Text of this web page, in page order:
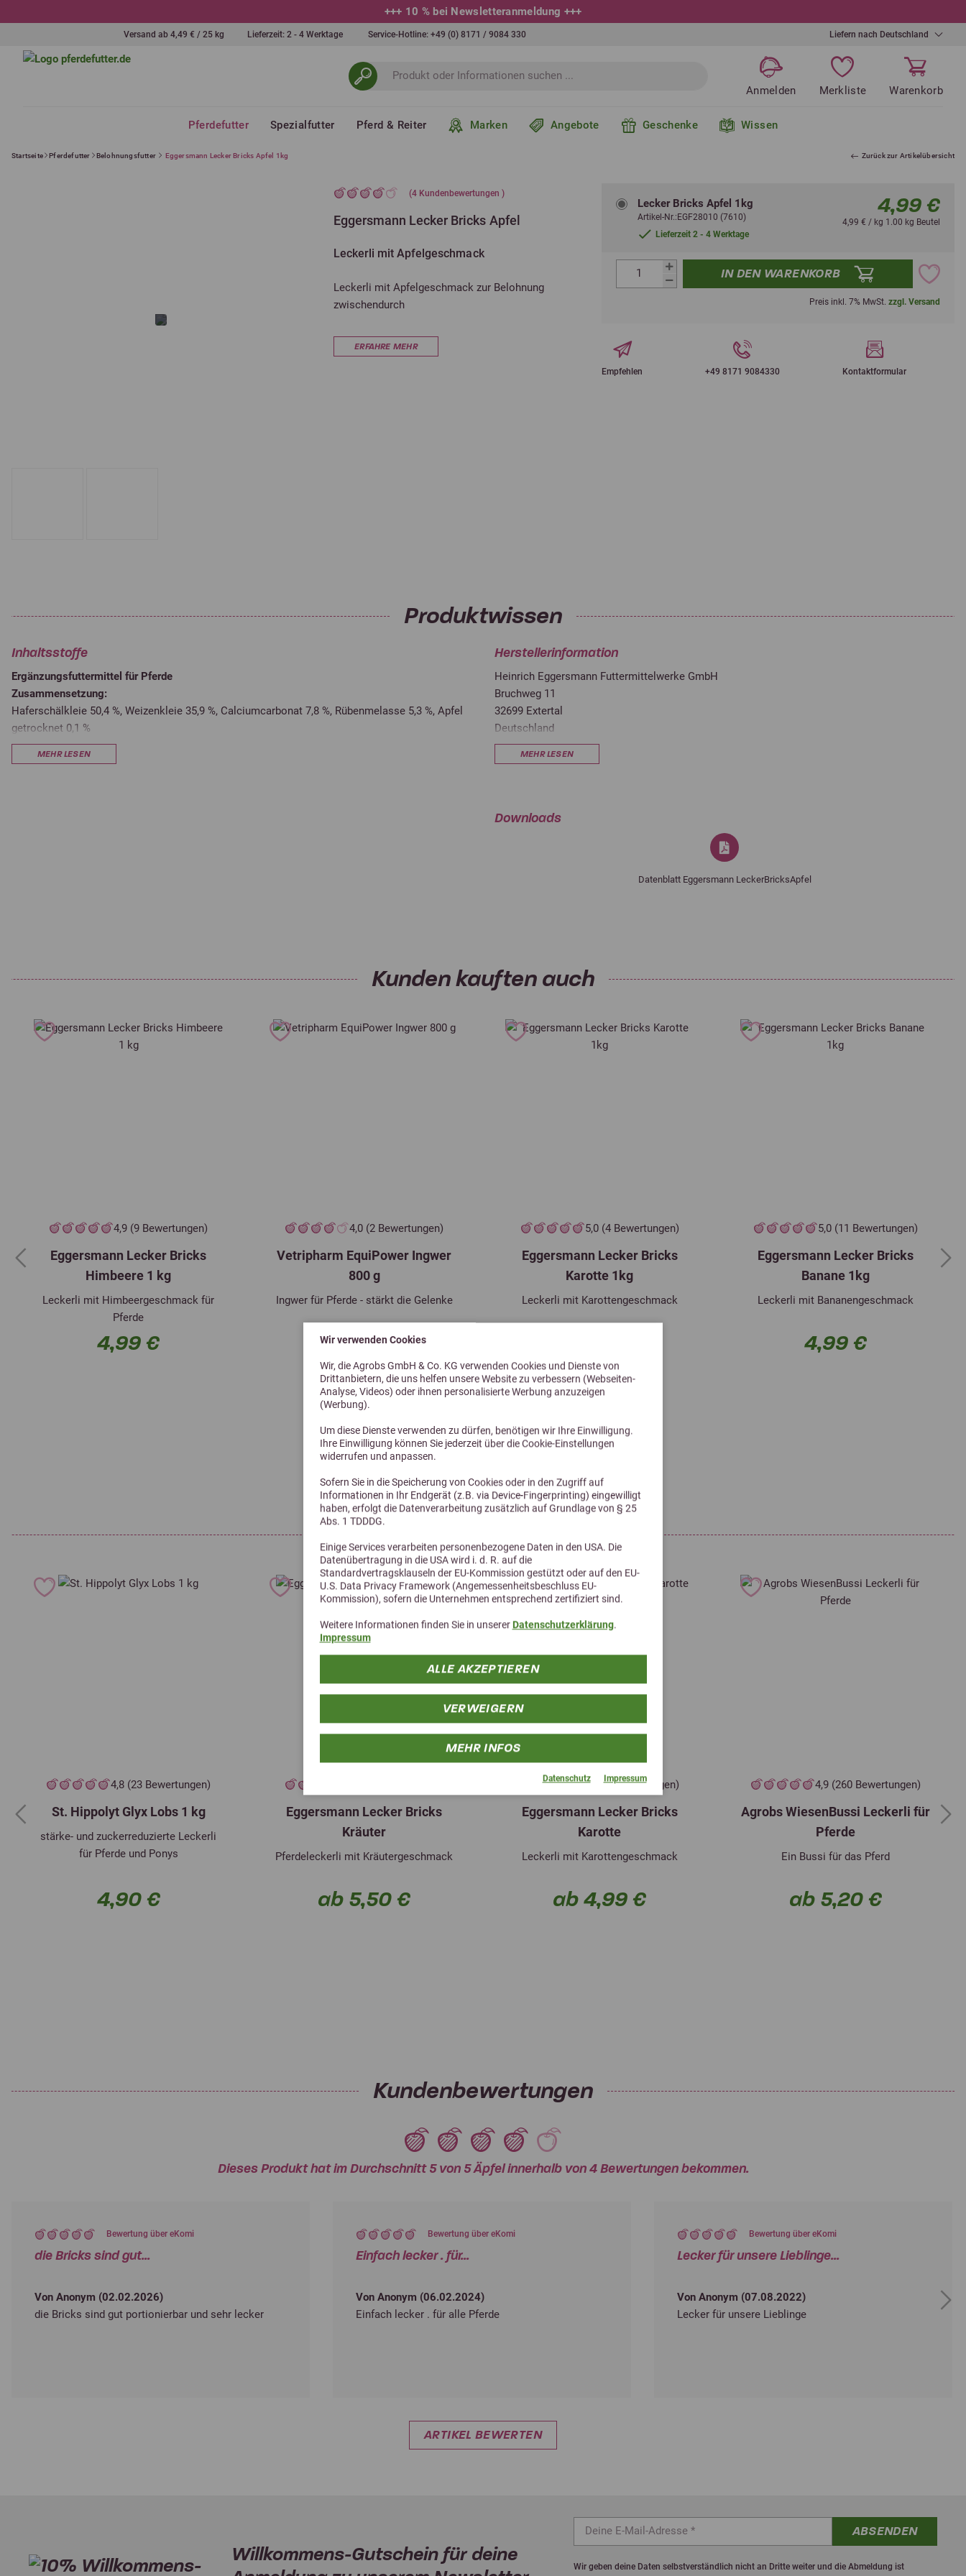
Wir verwenden Cookies
Wir, die Agrobs GmbH & Co. KG verwenden Cookies und Dienste von
Drittanbietern, die uns helfen unsere Website zu verbessern (Webseiten-
Analyse, Videos) oder ihnen personalisierte Werbung anzuzeigen
(Werbung).
Um diese Dienste verwenden zu dürfen, benötigen wir Ihre Einwilligung.
Ihre Einwilligung können Sie jederzeit über die Cookie-Einstellungen
widerrufen und anpassen.
Sofern Sie in die Speicherung von Cookies oder in den Zugriff auf
Informationen in Ihr Endgerät (z.B. via Device-Fingerprinting) eingewilligt
haben, erfolgt die Datenverarbeitung zusätzlich auf Grundlage von § 25
Abs. 1 TDDDG.
Einige Services verarbeiten personenbezogene Daten in den USA. Die
Datenübertragung in die USA wird i. d. R. auf die
Standardvertragsklauseln der EU-Kommission gestützt oder auf den EU-
U.S. Data Privacy Framework (Angemessenheitsbeschluss EU-
Kommission), sofern die Unternehmen entsprechend zertifiziert sind.
Weitere Informationen finden Sie in unserer Datenschutzerklärung.
Impressum
ALLE AKZEPTIEREN
VERWEIGERN
MEHR INFOS
Datenschutz Impressum
Versand ab 4,49 € / 25 kg Lieferzeit: 2 - 4 Werktage Service-Hotline: +49 (0) 8171 / 9084 330 Liefern nach Deutschland
Anmelden Merkliste Warenkorb
Pferdefutter Spezialfutter Pferd & Reiter Marken Angebote Geschenke Wissen
Startseite Pferdefutter Belohnungsfutter Eggersmann Lecker Bricks Apfel 1kg Zurück zur Artikelübersicht
(4 Kundenbewertungen )
Eggersmann Lecker Bricks Apfel
Leckerli mit Apfelgeschmack
Leckerli mit Apfelgeschmack zur Belohnung
zwischendurch
ERFAHRE MEHR
Lecker Bricks Apfel 1kg
Artikel-Nr.:EGF28010 (7610)
Lieferzeit 2 - 4 Werktage
4,99 €
4,99 € / kg 1.00 kg Beutel
IN DEN WARENKORB
Preis inkl. 7% MwSt. zzgl. Versand
Empfehlen +49 8171 9084330 Kontaktformular
Produktwissen
Inhaltsstoffe
Ergänzungsfuttermittel für Pferde
Zusammensetzung:
Haferschälkleie 50,4 %, Weizenkleie 35,9 %, Calciumcarbonat 7,8 %, Rübenmelasse 5,3 %, Apfel
getrocknet 0,1 %
Analytische Bestandteile und Gehalte:
Zusatzstoffe je kg:
Stand 01/2025
MEHR LESEN
Herstellerinformation
Heinrich Eggersmann Futtermittelwerke GmbH
Bruchweg 11
32699 Extertal
Deutschland
info@eggersmann.info
MEHR LESEN
Downloads
Datenblatt Eggersmann LeckerBricksApfel
Kunden kauften auch
4,9 (9 Bewertungen)
Eggersmann Lecker Bricks
Himbeere 1 kg
Leckerli mit Himbeergeschmack für
Pferde
4,99 €
4,0 (2 Bewertungen)
Vetripharm EquiPower Ingwer
800 g
Ingwer für Pferde - stärkt die Gelenke
20,80 €
5,0 (4 Bewertungen)
Eggersmann Lecker Bricks
Karotte 1kg
Leckerli mit Karottengeschmack
5,0 (11 Bewertungen)
Eggersmann Lecker Bricks
Banane 1kg
Leckerli mit Bananengeschmack
4,99 €
Previous Next
Alternative Produkte
4,8 (23 Bewertungen)
St. Hippolyt Glyx Lobs 1 kg
stärke- und zuckerreduzierte Leckerli
für Pferde und Ponys
4,90 €
Eggersmann Lecker Bricks
Kräuter
Pferdeleckerli mit Kräutergeschmack
ab 5,50 €
5,0 (4 Bewertungen)
Eggersmann Lecker Bricks
Karotte
Leckerli mit Karottengeschmack
ab 4,99 €
4,9 (260 Bewertungen)
Agrobs WiesenBussi Leckerli für
Pferde
Ein Bussi für das Pferd
ab 5,20 €
Previous Next
Kundenbewertungen
Dieses Produkt hat im Durchschnitt 5 von 5 Äpfel innerhalb von 4 Bewertungen bekommen.
Bewertung über eKomi
die Bricks sind gut...
Von Anonym (02.02.2026)
die Bricks sind gut portionierbar und sehr lecker
Bewertung über eKomi
Einfach lecker . für...
Von Anonym (06.02.2024)
Einfach lecker . für alle Pferde
Bewertung über eKomi
Lecker für unsere Lieblinge...
Von Anonym (07.08.2022)
Lecker für unsere Lieblinge
Next
ARTIKEL BEWERTEN
Willkommens-Gutschein für deine
ABSENDEN
Wir geben deine Daten selbstverständlich nicht an Dritte weiter und die Abmeldung ist